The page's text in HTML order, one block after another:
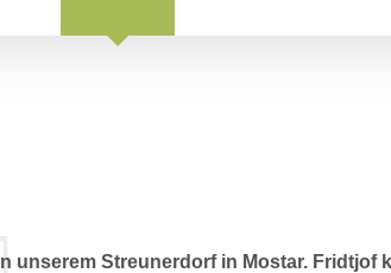
In unserem Streunerdorf in Mostar. Fridtjof